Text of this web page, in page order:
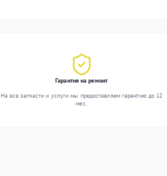
Гарантия на ремонт
На все запчасти и услуги мы предоставляем гарантию до 12
мес.